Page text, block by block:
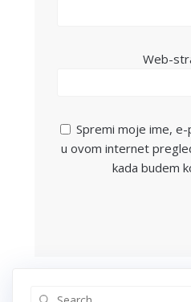
Web-
Spremi moje ime,
u ovom internet
kada budem